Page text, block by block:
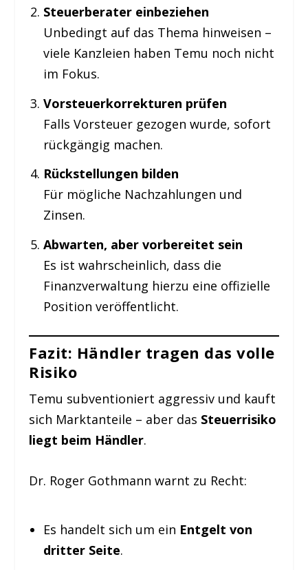
Steuerberater einbeziehen
Unbedingt auf das Thema hinweisen –
viele Kanzleien haben Temu noch nicht
im Fokus.
Vorsteuerkorrekturen prüfen
Falls Vorsteuer gezogen wurde, sofort
rückgängig machen.
Rückstellungen bilden
Für mögliche Nachzahlungen und
Zinsen.
Abwarten, aber vorbereitet sein
Es ist wahrscheinlich, dass die
Finanzverwaltung hierzu eine offizielle
Position veröffentlicht.
Fazit: Händler tragen das volle
Risiko
Temu subventioniert aggressiv und kauft
sich Marktanteile – aber das Steuerrisiko
liegt beim Händler.
Dr. Roger Gothmann warnt zu Recht:
Es handelt sich um ein Entgelt von
dritter Seite.